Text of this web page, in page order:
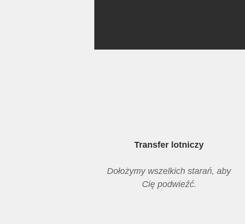
Transfer lotniczy
Dołożymy wszelkich starań, aby
Cię podwieźć.